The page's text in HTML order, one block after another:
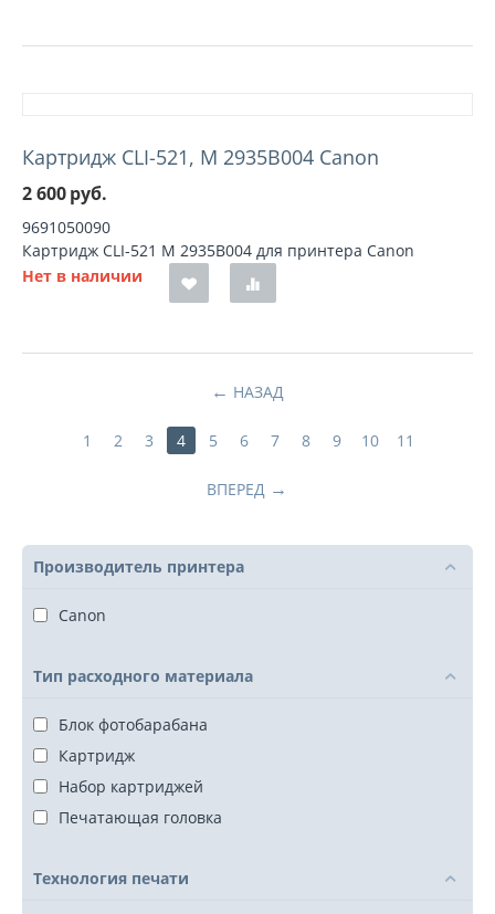
Картридж CLI-521, M 2935B004 Canon
2 600руб.
9691050090
Картридж CLI-521 M 2935B004 для принтера Canon
Нет в наличии
НАЗАД
1 2 3 4 5 6 7 8 9 10 11
ВПЕРЕД
Производитель принтера
Canon
Тип расходного материала
Блок фотобарабана
Картридж
Набор картриджей
Печатающая головка
Технология печати